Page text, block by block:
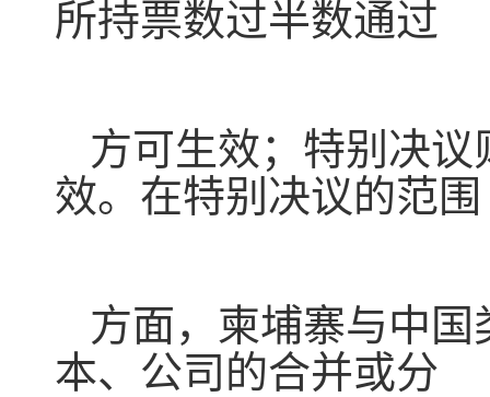
所持票数过半数通过
方可生效；特别决
效。在特别决议的范围
方面，柬埔寨与中
本、公司的合并或分